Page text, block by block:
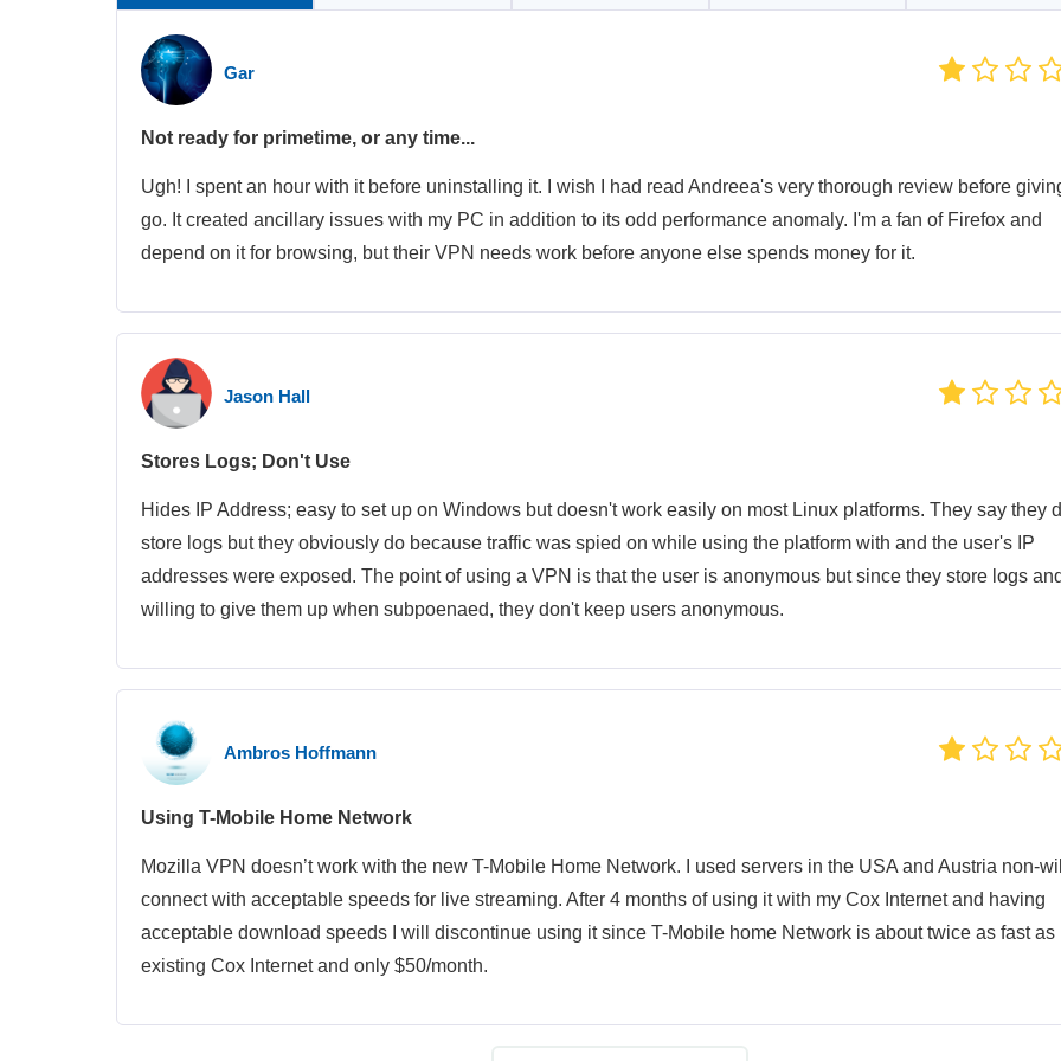
Gar
Not ready for primetime, or any time...
Ugh! I spent an hour with it before uninstalling it. I wish I had read Andreea's very thorough review before
go. It created ancillary issues with my PC in addition to its odd performance anomaly. I'm a fan of Firefox and
depend on it for browsing, but their VPN needs work before anyone else spends money for it.
Jason Hall
Stores Logs; Don't Use
Hides IP Address; easy to set up on Windows but doesn't work easily on most Linux platforms. They say they
store logs but they obviously do because traffic was spied on while using the platform with and the user's IP
addresses were exposed. The point of using a VPN is that the user is anonymous but since they store logs
willing to give them up when subpoenaed, they don't keep users anonymous.
Ambros Hoffmann
Using T-Mobile Home Network
Mozilla VPN doesn’t work with the new T-Mobile Home Network. I used servers in the USA and Austria non-will
connect with acceptable speeds for live streaming. After 4 months of using it with my Cox Internet and having
acceptable download speeds I will discontinue using it since T-Mobile home Network is about twice as fast as
existing Cox Internet and only $50/month.